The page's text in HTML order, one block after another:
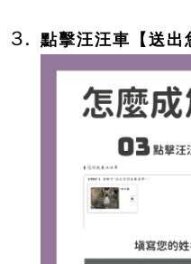
點擊汪汪車【送出